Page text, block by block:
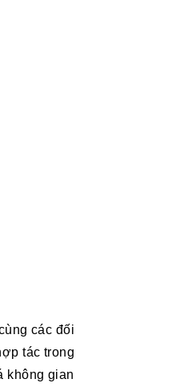
các đối
tác trong
không gian